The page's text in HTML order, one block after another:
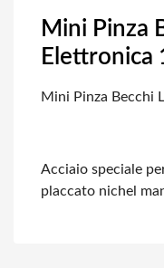
Mini Pinza
Elettronica
Mini Pinza Becchi
Acciaio speciale
placcato nichel